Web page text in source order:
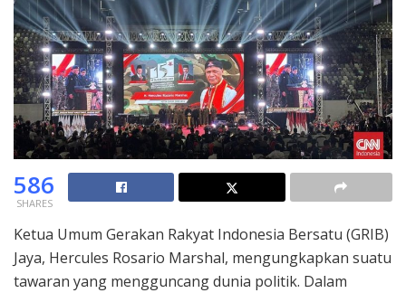
586
SHARES
Ketua Umum Gerakan Rakyat Indonesia Bersatu (GRIB)
Jaya, Hercules Rosario Marshal, mengungkapkan suatu
tawaran yang mengguncang dunia politik. Dalam